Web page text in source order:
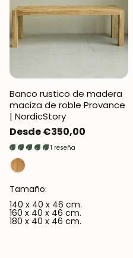
Banco rustico de madera
maciza de roble Provance
| NordicStory
Precio
regular
Desde €350,00
1 reseña
Tamaño:
140 x 40 x 46 cm.
160 x 40 x 46 cm.
180 x 40 x 46 cm.